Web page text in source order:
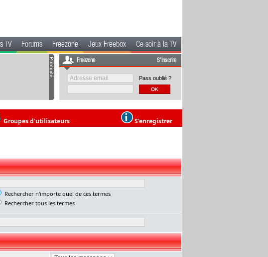
TV Forums Freezone Jeux Freebox Ce soir à la TV
Freezone S'inscrire
Pass oublié ?
Groupes d'utilisateurs S'enregistrer
Rechercher n'importe quel de ces termes
Rechercher tous les termes